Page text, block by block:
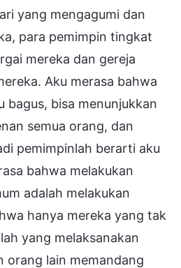
yang mengagumi dan
para pemimpin tingkat
mereka dan gereja
Aku merasa bahwa
bagus, bisa menunjukkan
semua orang, dan
pemimpinlah berarti aku
bahwa melakukan
adalah melakukan
hanya mereka yang tak
yang melaksanakan
orang lain memandang